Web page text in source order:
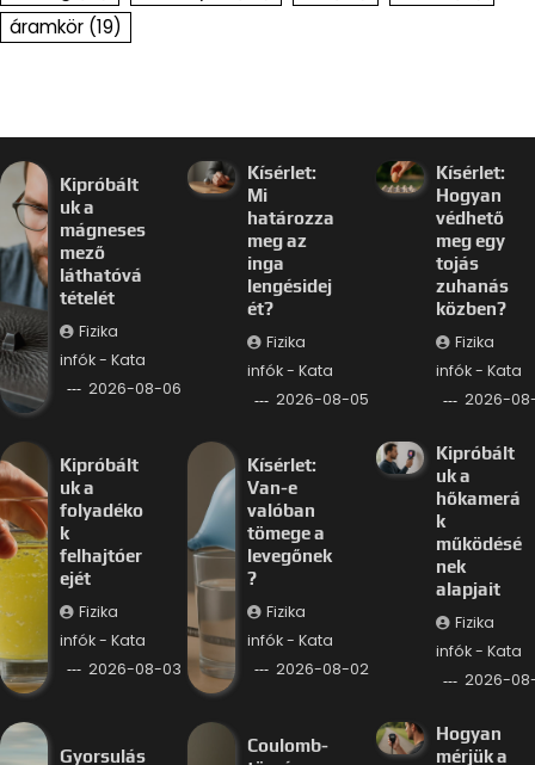
áramkör (19)
Kipróbált
uk a
mágneses
mező
láthatóvá
tételét
Fizika
infók - Kata
2026-08-06
Kísérlet:
Mi
határozza
meg az
inga
lengésidej
ét?
Fizika
infók - Kata
2026-08-05
Kísérlet:
Hogyan
védhető
meg egy
tojás
zuhanás
közben?
Fizika
infók - Kata
2026-
Kipróbált
uk a
folyadéko
k
felhajtóer
ejét
Fizika
infók - Kata
2026-08-03
Kísérlet:
Van-e
valóban
tömege a
levegőnek
?
Fizika
infók - Kata
2026-08-02
Kipróbált
uk a
hőkamerá
k
működésé
nek
alapjait
Fizika
infók - Kata
2026-
Gyorsulás
Coulomb-
Hogyan
mérjük a